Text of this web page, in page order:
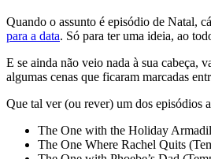
Quando o assunto é episódio de Natal,
para a data. Só para ter uma ideia, ao
E se ainda não veio nada à sua cabeça,
algumas cenas que ficaram marcadas
Que tal ver (ou rever) um dos episódios
The One with the Holiday
The One Where Rachel Quits